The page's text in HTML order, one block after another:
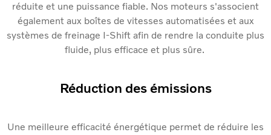
réduite et une puissance fiable. Nos moteurs s'associent
également aux boîtes de vitesses automatisées et aux
systèmes de freinage I-Shift afin de rendre la conduite plus
fluide, plus efficace et plus sûre.
Réduction des émissions
Une meilleure efficacité énergétique permet de réduire les